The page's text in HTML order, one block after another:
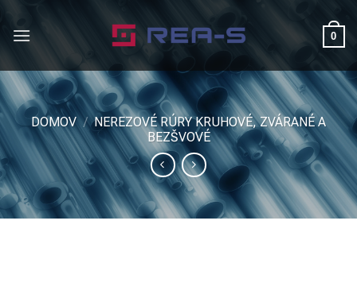
0
DOMOV / NEREZOVÉ RÚRY KRUHOVÉ, ZVÁRANÉ A
BEZŠVOVÉ